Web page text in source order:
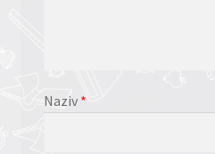
Naziv *